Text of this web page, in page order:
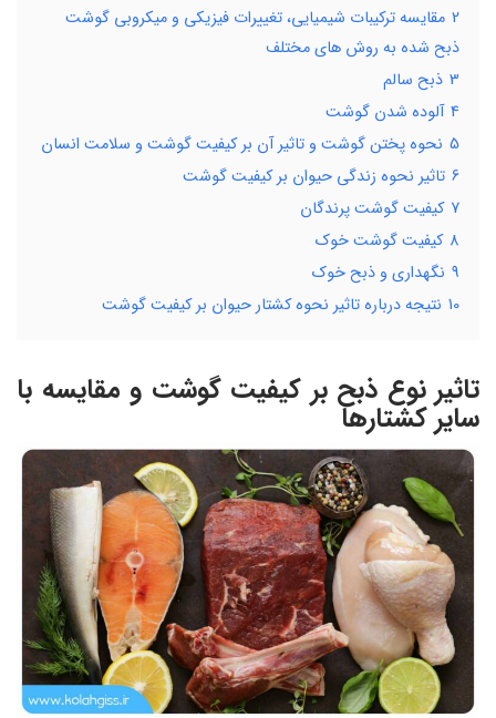
2 مقایسه ترکیبات شیمیایی، تغییرات فیزیکی و میکروبی گوشت
ذبح شده به روش های مختلف
3 ذبح سالم
4 آلوده شدن گوشت
5 نحوه پختن گوشت و تاثیر آن بر کیفیت گوشت و سلامت انسان
6 تاثیر نحوه زندگی حیوان بر کیفیت گوشت
7 کیفیت گوشت پرندگان
8 کیفیت گوشت خوک
9 نگهداری و ذبح خوک
10 نتیجه درباره تاثیر نحوه کشتار حیوان بر کیفیت گوشت
تاثیر نوع ذبح بر کیفیت گوشت و مقایسه با
سایر کشتارها